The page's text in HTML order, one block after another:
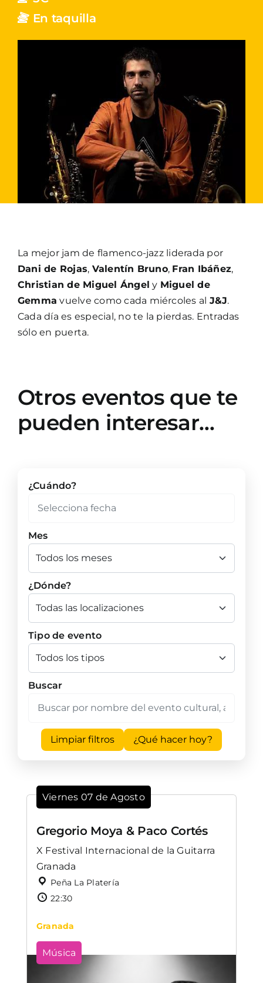
En taquilla
La mejor jam de flamenco-jazz liderada por
Dani de Rojas, Valentín Bruno, Fran Ibáñez,
Christian de Miguel Ángel y Miguel de
Gemma vuelve como cada miércoles al J&J.
Cada día es especial, no te la pierdas. Entradas
sólo en puerta.
Otros eventos que te
pueden interesar…
¿Cuándo?
Mes
¿Dónde?
Tipo de evento
Buscar
Limpiar filtros ¿Qué hacer hoy?
Viernes 07 de Agosto
Gregorio Moya & Paco Cortés
X Festival Internacional de la Guitarra
Granada
Peña La Platería
22:30
Granada
Música